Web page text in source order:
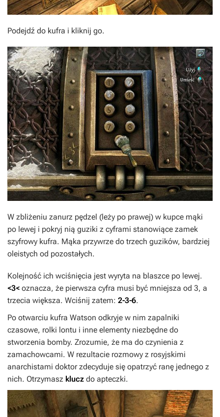
Podejdź do kufra i kliknij go.
W zbliżeniu zanurz pędzel (leży po prawej) w kupce mąki
po lewej i pokryj nią guziki z cyframi stanowiące zamek
szyfrowy kufra. Mąka przywrze do trzech guzików, bardziej
oleistych od pozostałych.
Kolejność ich wciśnięcia jest wyryta na blaszce po lewej.
<3< oznacza, że pierwsza cyfra musi być mniejsza od 3, a
trzecia większa. Wciśnij zatem: 2-3-6.
Po otwarciu kufra Watson odkryje w nim zapalniki
czasowe, rolki lontu i inne elementy niezbędne do
stworzenia bomby. Zrozumie, że ma do czynienia z
zamachowcami. W rezultacie rozmowy z rosyjskimi
anarchistami doktor zdecyduje się opatrzyć ranę jednego z
nich. Otrzymasz klucz do apteczki.